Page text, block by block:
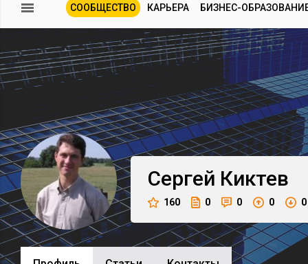
СООБЩЕСТВО КАРЬЕРА БИЗНЕС-
Сергей Киктев
160 0 0 0 0